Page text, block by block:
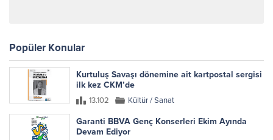
Popüler Konular
Kurtuluş Savaşı dönemine ait kartpostal sergisi
ilk kez CKM’de
13.102 Kültür / Sanat
Garanti BBVA Genç Konserleri Ekim Ayında
Devam Ediyor